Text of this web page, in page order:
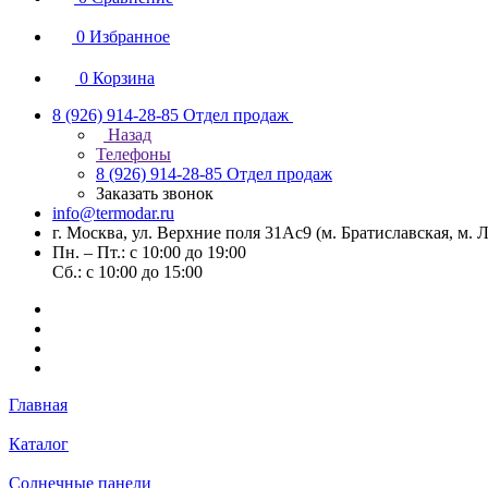
0 Избранное
0 Корзина
8 (926) 914-28-85 Отдел продаж
Назад
Телефоны
8 (926) 914-28-85 Отдел продаж
Заказать звонок
info@termodar.ru
г. Москва, ул. Верхние поля 31Ас9 (м. Братиславская, м.
Пн. – Пт.: с 10:00 до 19:00
Сб.: с 10:00 до 15:00
Главная
Каталог
Солнечные панели